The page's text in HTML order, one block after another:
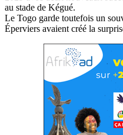
au stade de Kégué.
Le Togo garde toutefois un
Éperviers avaient créé la